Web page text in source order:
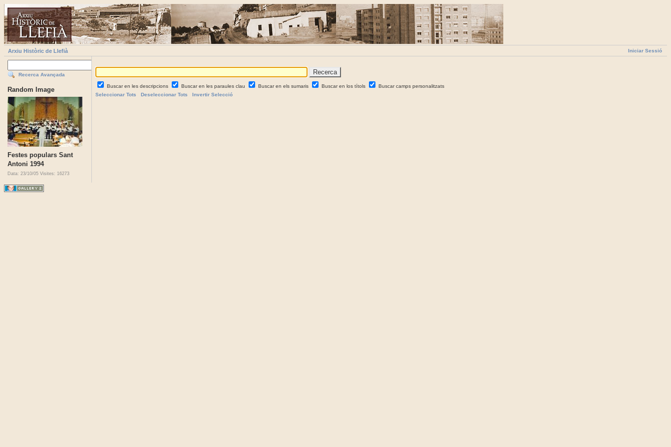
Iniciar Sessió
Arxiu Històric de Llefià
Recerca Avançada
Random Image
Festes populars Sant
Antoni 1994
Data: 23/10/05 Visites: 16273
Buscar en les descripcions Buscar en les paraules clau Buscar en els sumaris Buscar en los títols
Buscar camps personalitzats
Seleccionar Tots
Deseleccionar Tots Invertir Selecció